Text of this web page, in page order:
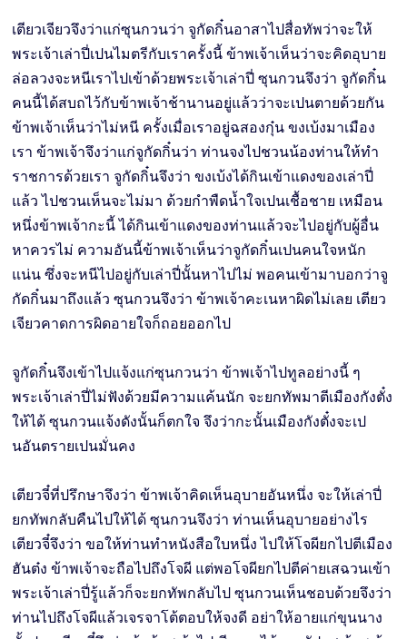
เตียวเจียวจึงว่าแก่ซุนกวนว่า จูกัดกิ๋นอาสาไปสื่อทัพว่าจะให้
พระเจ้าเล่าปี่เปนไมตรีกับเราครั้งนี้ ข้าพเจ้าเห็นว่าจะคิดอุบาย
ล่อลวงจะหนีเราไปเข้าด้วยพระเจ้าเล่าปี่ ซุนกวนจึงว่า จูกัดกิ๋น
คนนี้ได้สบถไว้กับข้าพเจ้าช้านานอยู่แล้วว่าจะเปนตายด้วยกัน
ข้าพเจ้าเห็นว่าไม่หนี ครั้งเมื่อเราอยู่ฉสองกุ๋น ขงเบ้งมาเมือง
เรา ข้าพเจ้าจึงว่าแก่จูกัดกิ๋นว่า ท่านจงไปชวนน้องท่านให้ทำ
ราชการด้วยเรา จูกัดกิ๋นจึงว่า ขงเบ้งได้กินเข้าแดงของเล่าปี่
แล้ว ไปชวนเห็นจะไม่มา ด้วยกำพืดนํ้าใจเปนเชื้อชาย เหมือน
หนึ่งข้าพเจ้ากะนี้ ได้กินเข้าแดงของท่านแล้วจะไปอยู่กับผู้อื่น
หาควรไม่ ความอันนี้ข้าพเจ้าเห็นว่าจูกัดกิ๋นเปนคนใจหนัก
แน่น ซึ่งจะหนีไปอยู่กับเล่าปี่นั้นหาไปไม่ พอคนเข้ามาบอกว่าจู
กัดกิ๋นมาถึงแล้ว ซุนกวนจึงว่า ข้าพเจ้าคะเนหาผิดไม่เลย เตียว
เจียวคาดการผิดอายใจก็ถอยออกไป
จูกัดกิ๋นจึงเข้าไปแจ้งแก่ซุนกวนว่า ข้าพเจ้าไปทูลอย่างนี้ ๆ
พระเจ้าเล่าปี่ไม่ฟังด้วยมีความแค้นนัก จะยกทัพมาตีเมืองกังตั๋ง
ให้ได้ ซุนกวนแจ้งดังนั้นก็ตกใจ จึงว่ากะนั้นเมืองกังตั๋งจะเป
นอันตรายเปนมั่นคง
เตียวจี๋ที่ปรึกษาจึงว่า ข้าพเจ้าคิดเห็นอุบายอันหนึ่ง จะให้เล่าปี่
ยกทัพกลับคืนไปให้ได้ ซุนกวนจึงว่า ท่านเห็นอุบายอย่างไร
เตียวจี๋จึงว่า ขอให้ท่านทำหนังสือใบหนึ่ง ไปให้โจผียกไปตีเมือง
ฮันต๋ง ข้าพเจ้าจะถือไปถึงโจผี แต่พอโจผียกไปตีค่ายเสฉวนเข้า
พระเจ้าเล่าปี่รู้แล้วก็จะยกทัพกลับไป ซุนกวนเห็นชอบด้วยจึงว่า
ท่านไปถึงโจผีแล้วเจรจาโต้ตอบให้จงดี อย่าให้อายแก่ขุนนาง